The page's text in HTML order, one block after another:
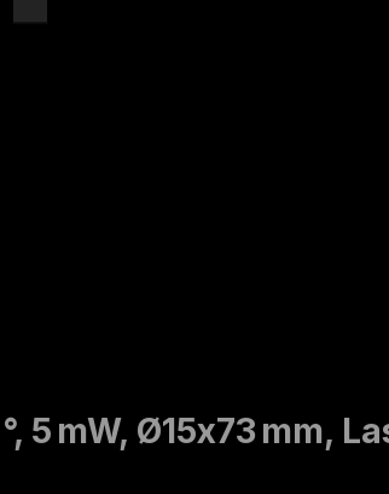
mW, Ø15x73 mm,